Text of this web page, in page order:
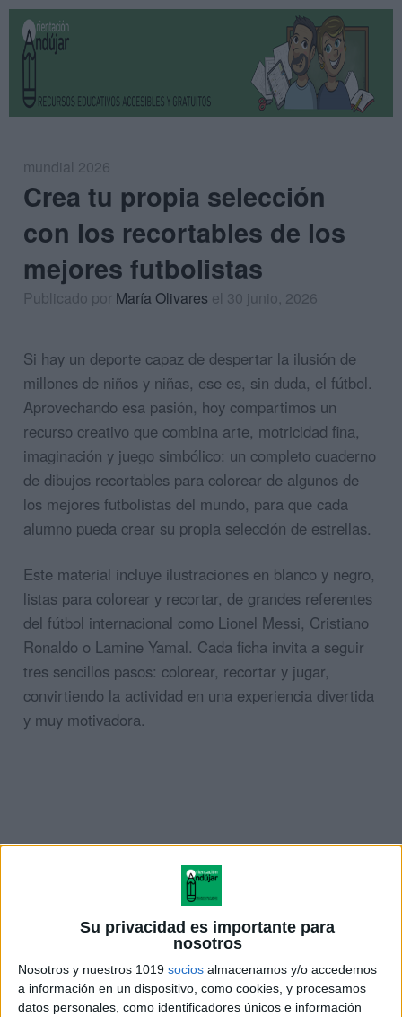
Su privacidad es importante para
nosotros
Nosotros y nuestros 1019 socios almacenamos y/o accedemos
a información en un dispositivo, como cookies, y procesamos
datos personales, como identificadores únicos e información
mundial 2026
Crea tu propia selección
con los recortables de los
mejores futbolistas
Publicado por María Olivares el 30 junio, 2026
Si hay un deporte capaz de despertar la ilusión de
millones de niños y niñas, ese es, sin duda, el fútbol.
Aprovechando esa pasión, hoy compartimos un
recurso creativo que combina arte, motricidad fina,
imaginación y juego simbólico: un completo cuaderno
de dibujos recortables para colorear de algunos de
los mejores futbolistas del mundo, para que cada
alumno pueda crear su propia selección de estrellas.
Este material incluye ilustraciones en blanco y negro,
listas para colorear y recortar, de grandes referentes
del fútbol internacional como Lionel Messi, Cristiano
Ronaldo o Lamine Yamal. Cada ficha invita a seguir
tres sencillos pasos: colorear, recortar y jugar,
convirtiendo la actividad en una experiencia divertida
y muy motivadora.